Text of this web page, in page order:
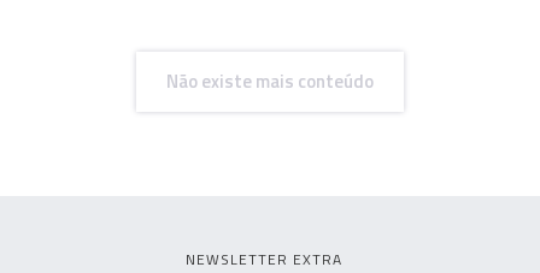
Não existe mais conteúdo
NEWSLETTER EXTRA